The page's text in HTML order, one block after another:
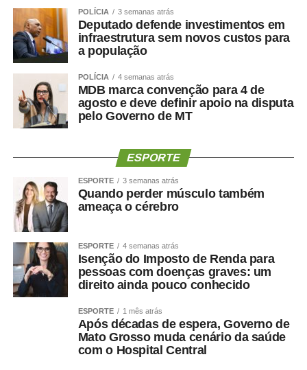
POLÍCIA 3 semanas atrás
Deputado defende investimentos em
infraestrutura sem novos custos para
a população
POLÍCIA 4 semanas atrás
MDB marca convenção para 4 de
agosto e deve definir apoio na disputa
pelo Governo de MT
ESPORTE
ESPORTE 3 semanas atrás
Quando perder músculo também
ameaça o cérebro
ESPORTE 4 semanas atrás
Isenção do Imposto de Renda para
pessoas com doenças graves: um
direito ainda pouco conhecido
ESPORTE 1 mês atrás
Após décadas de espera, Governo de
Mato Grosso muda cenário da saúde
com o Hospital Central